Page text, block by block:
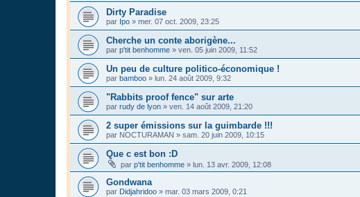
Dirty Paradise
par Ipo » mer. 07 oct. 2009, 23:25
Cherche un conte aborigène...
par p'tit benhomme » ven. 05 juin 2009, 11:52
Un peu de culture politico-économique !
par bamboo » lun. 24 août 2009, 9:32
"Rabbits proof fence" sur arte
par rudy de lyon » ven. 14 août 2009, 21:20
2 super émissions sur la guimbarde !!!
par NOCTURAMAN » sam. 20 juin 2009, 10:15
Que c est bon :D
par p'tit benhomme » lun. 13 avr. 2009, 12:08
Gondwana
par Didjahridoo » mar. 03 mars 2009, 0:21